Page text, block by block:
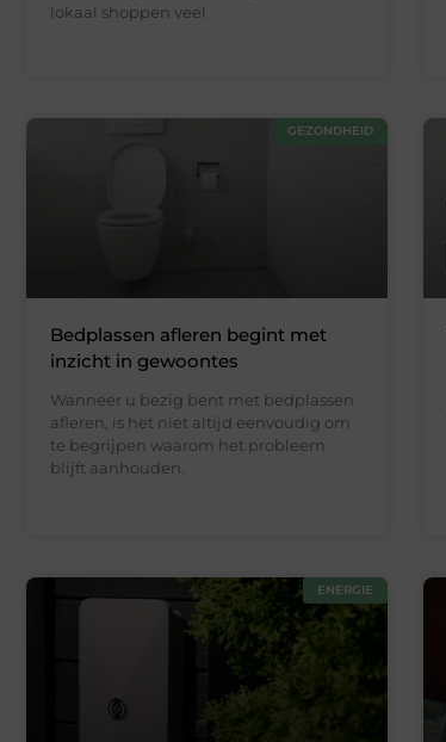
lokaal shoppen veel
GEZONDHEID
Bedplassen afleren begint met
inzicht in gewoontes
Wanneer u bezig bent met bedplassen
afleren, is het niet altijd eenvoudig om
te begrijpen waarom het probleem
blijft aanhouden.
ENERGIE